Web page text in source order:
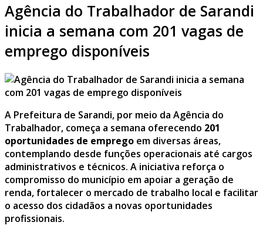
Agência do Trabalhador de Sarandi
inicia a semana com 201 vagas de
emprego disponíveis
A Prefeitura de Sarandi, por meio da Agência do
Trabalhador, começa a semana oferecendo 201
oportunidades de emprego em diversas áreas,
contemplando desde funções operacionais até cargos
administrativos e técnicos. A iniciativa reforça o
compromisso do município em apoiar a geração de
renda, fortalecer o mercado de trabalho local e facilitar
o acesso dos cidadãos a novas oportunidades
profissionais.